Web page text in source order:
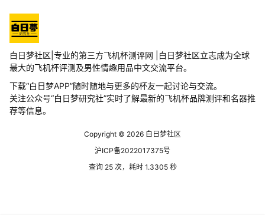
白日梦社区|专业的第三方飞机杯测评网 |白日梦社区立志成为全球
最大的飞机杯评测及男性情趣用品中文交流平台。
下载“白日梦APP”随时随地与更多的杯友一起讨论与交流。
关注公众号“白日梦研究社”实时了解最新的飞机杯品牌测评和名器推
荐等信息。
Copyright © 2026 白日梦社区
沪ICP备2022017375号
查询 25 次，耗时 1.3305 秒